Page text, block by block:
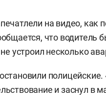
на видео, как
что водитель
устроил несколько
полицейские.
и заснул в